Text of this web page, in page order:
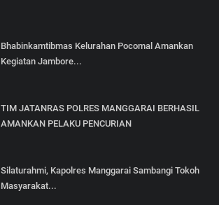
Bhabinkamtibmas Kelurahan Pocomal Amankan
Kegiatan Jambore...
TIM JATANRAS POLRES MANGGARAI BERHASIL
AMANKAN PELAKU PENCURIAN
Silaturahmi, Kapolres Manggarai Sambangi Tokoh
Masyarakat...